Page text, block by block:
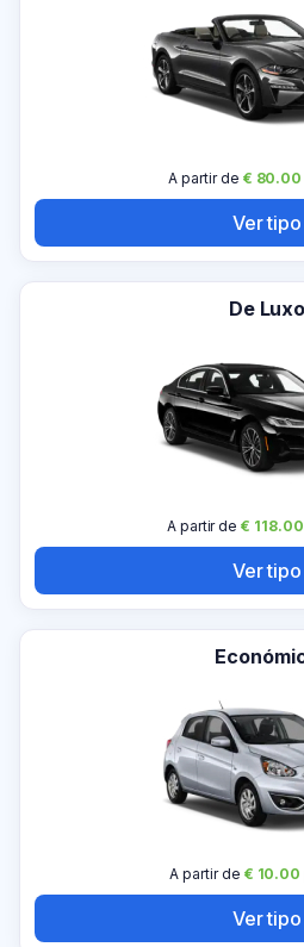
A partir de € 80.00
Ver tipo
De Luxo
A partir de€ 118.00
Ver tipo
A partir de € 10.00
Ver tipo